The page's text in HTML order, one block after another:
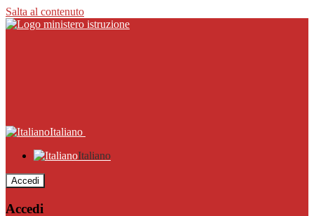
Salta al contenuto
Italiano
Italiano
Accedi
Accedi